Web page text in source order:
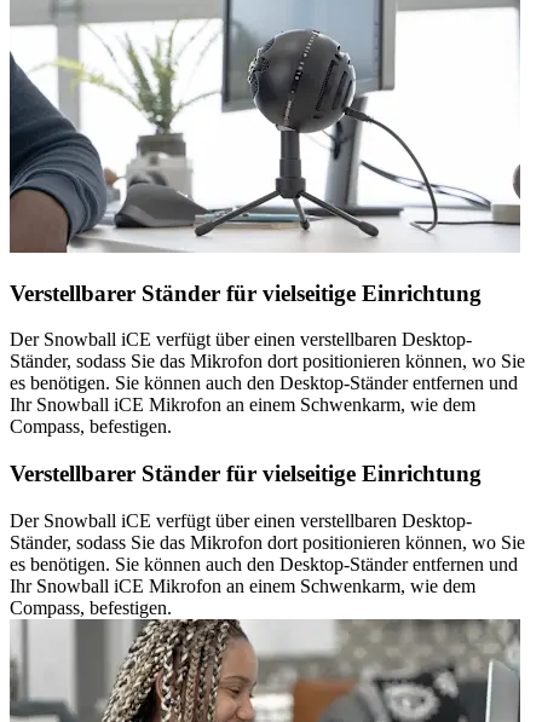
Verstellbarer Ständer für vielseitige Einrichtung
Der Snowball iCE verfügt über einen verstellbaren Desktop-
Ständer, sodass Sie das Mikrofon dort positionieren können, wo Sie
es benötigen. Sie können auch den Desktop-Ständer entfernen und
Ihr Snowball iCE Mikrofon an einem Schwenkarm, wie dem
Compass, befestigen.
Verstellbarer Ständer für vielseitige Einrichtung
Der Snowball iCE verfügt über einen verstellbaren Desktop-
Ständer, sodass Sie das Mikrofon dort positionieren können, wo Sie
es benötigen. Sie können auch den Desktop-Ständer entfernen und
Ihr Snowball iCE Mikrofon an einem Schwenkarm, wie dem
Compass, befestigen.